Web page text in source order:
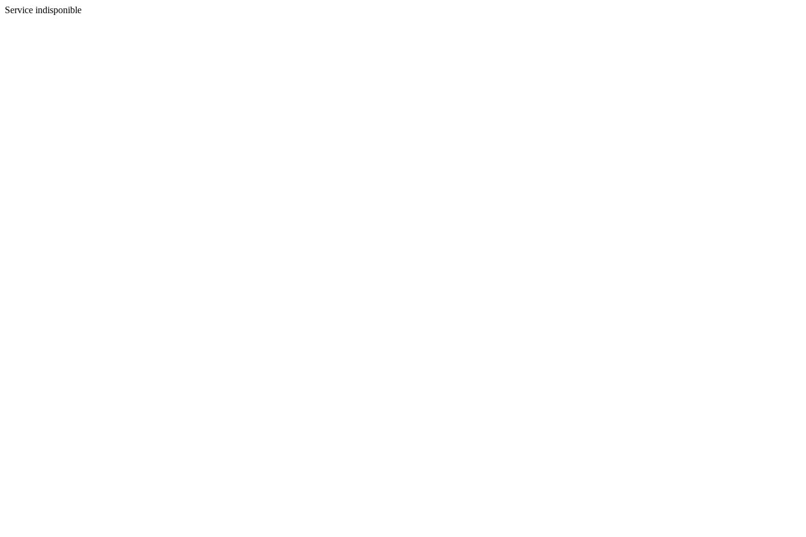
Service indisponible